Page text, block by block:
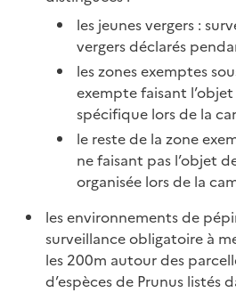
les jeunes vergers :
vergers déclarés
les zones exemptes
exempte faisant
spécifique lors de la
le reste de la zone
ne faisant pas l’objet
organisée lors de la
les environnements de
surveillance obligatoire à
les 200m autour des
d’espèces de Prunus listés